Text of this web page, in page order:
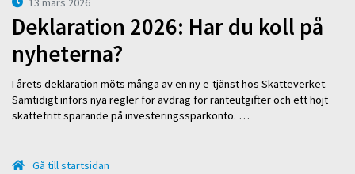
Deklaration 2026: Har du koll på
nyheterna?
I årets deklaration möts många av en ny e-tjänst hos Skatteverket.
Samtidigt införs nya regler för avdrag för ränteutgifter och ett höjt
skattefritt sparande på investeringssparkonto. …
Gå till startsidan